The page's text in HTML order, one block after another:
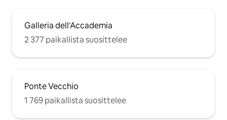
Galleria dell'Accademia
2 377 paikallista suosittelee
Ponte Vecchio
1 769 paikallista suosittelee